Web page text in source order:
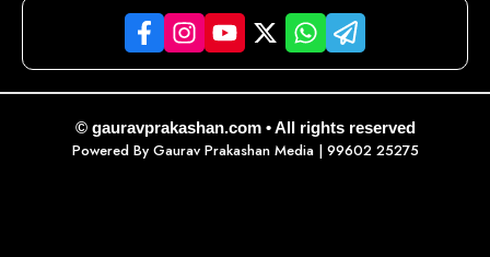
© gauravprakashan.com • All rights reserved
Powered By Gaurav Prakashan Media| 99602 25275